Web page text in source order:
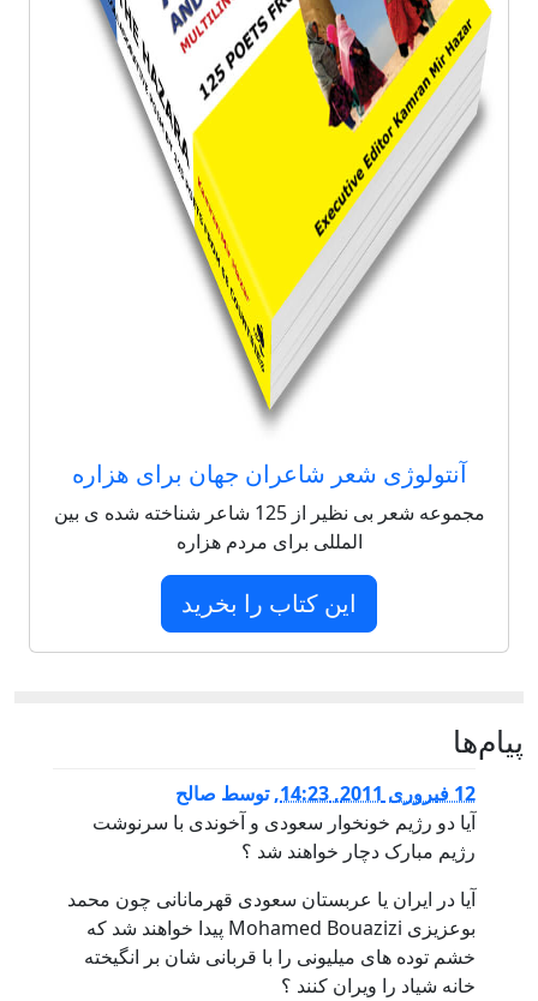
آنتولوژی شعر شاعران جهان برای هزاره
مجموعه شعر بی نظیر از 125 شاعر شناخته شده ی بین
المللی برای مردم هزاره
این کتاب را بخرید
پيام‌ها
12 فبروری 2011, 14:23 ,توسط صالح
آیا دو رژیم خونخوار سعودی و آخوندی با سرنوشت
رژیم مبارک دچار خواهند شد ؟
آیا در ایران یا عربستان سعودی قهرمانانی چون محمد
بوعزیزی Mohamed Bouazizi پیدا خواهند شد که
خشم توده های میلیونی را با قربانی شان بر انگیخته
خانه شیاد را ویران کنند ؟